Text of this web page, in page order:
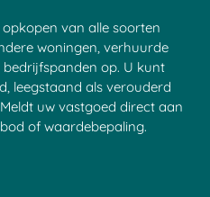
van alle soorten
woningen, verhuurde
op. U kunt
leegstaand als verouderd
uw vastgoed direct aan
of waardebepaling.